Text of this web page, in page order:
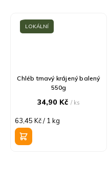
LOKÁLNÍ
Chléb tmavý krájený balený
550g
34,90 Kč/ ks
Měrná
cena:
63,45 Kč / 1 kg